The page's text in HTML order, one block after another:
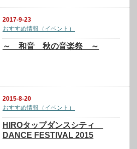
2017-9-23
おすすめ情報（イベント）
～ 和音 秋の音楽祭 ～
2015-8-20
おすすめ情報（イベント）
HIROタップダンスシティ
DANCE FESTIVAL 2015